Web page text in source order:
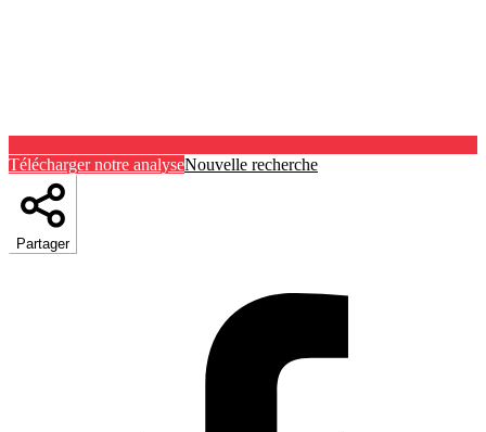
Télécharger notre analyseNouvelle recherche
Partager